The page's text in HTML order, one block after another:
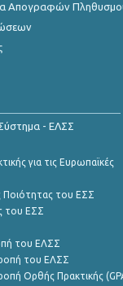
Απογραφών
- ΕΛΣΣ
για τις Ευρωπαϊκές
Ποιότητας του ΕΣΣ
του ΕΣΣ
του ΕΛΣΣ
του ΕΛΣΣ
Ορθής Πρακτικής